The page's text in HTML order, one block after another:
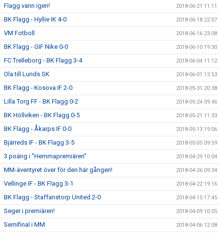
Flagg vann igen! 2018-06-21 11:11
BK Flagg - Hyllie IK 4-0 2018-06-18 22:07
VM Fotboll 2018-06-16 23:08
BK Flagg - GIF Nike 0-0 2018-06-10 19:30
FC Trelleborg - BK Flagg 3-4 2018-06-04 11:12
Ola till Lunds SK 2018-06-01 13:53
BK Flagg - Kosova IF 2-0 2018-05-31 20:38
Lilla Torg FF - BK Flagg 0-2 2018-05-24 09:46
BK Höllviken - BK Flagg 0-5 2018-05-21 11:33
BK Flagg - Åkarps IF 0-0 2018-05-13 19:06
Bjärreds IF - BK Flagg 3-5 2018-05-05 09:59
3 poäng i "Hemmapremiären" 2018-04-29 10:04
MM-äventyret över för den här gången! 2018-04-26 09:34
Vellinge IF - BK Flagg 3-1 2018-04-22 19:16
BK Flagg - Staffanstorp United 2-0 2018-04-15 17:45
Seger i premiären! 2018-04-09 10:05
Semifinal i MM 2018-04-06 12:08